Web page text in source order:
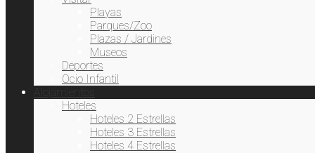
Playas
Parques/Zoo
Plazas / Jardines
Museos
Deportes
Ocio Infantil
Alojamientos
Hoteles
Hoteles 2 Estrellas
Hoteles 3 Estrellas
Hoteles 4 Estrellas